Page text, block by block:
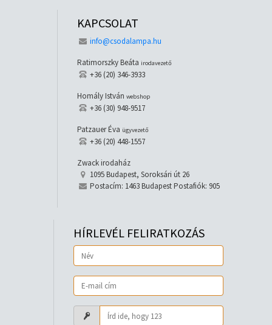
KAPCSOLAT
info@csodalampa.hu
Ratimorszky Beáta irodavezető
+36 (20) 346-3933
Homály István webshop
+36 (30) 948-9517
Patzauer Éva ügyvezető
+36 (20) 448-1557
Zwack irodaház
1095 Budapest, Soroksári út 26
Postacím: 1463 Budapest Postafiók: 905
HÍRLEVÉL FELIRATKOZÁS